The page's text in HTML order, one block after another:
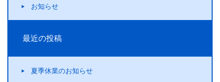
お知らせ
最近の投稿
夏季休業のお知らせ